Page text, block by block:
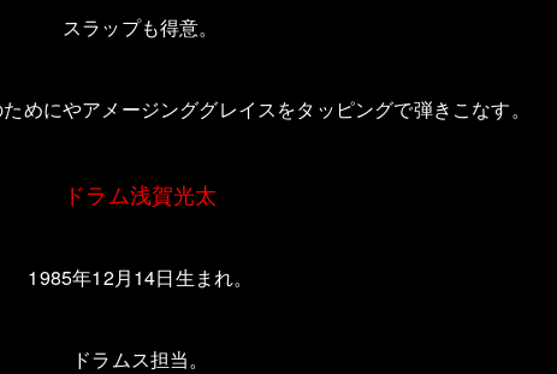
スラップも得意。
めにやアメージンググレイスをタッピングで弾きこなす。
ドラム浅賀光太
1985年12月14日生まれ。
ドラムス担当。